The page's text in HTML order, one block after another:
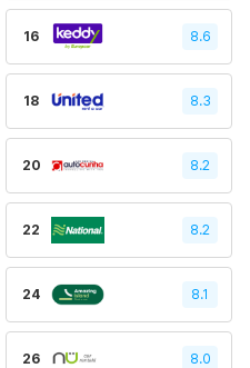
16 8.6
18 8.3
20 8.2
22 8.2
24 8.1
26 8.0